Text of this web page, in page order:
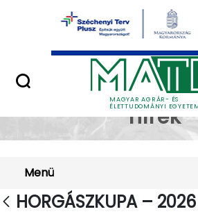
Ugrás a fő tartalomhoz
MAGYAR AGRÁR- ÉS
ÉLETTUDOMÁNYI
Minőségügy
hírek
Menü
HORGÁSZKUPA –